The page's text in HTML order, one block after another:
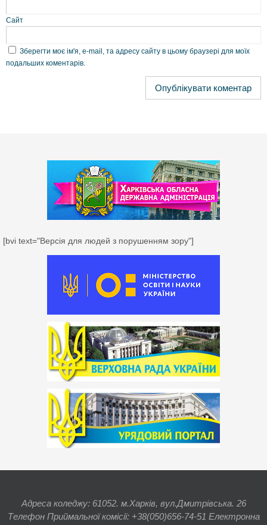
Сайт
Зберегти моє ім'я, e-mail, та адресу сайту в цьому браузері для моїх
подальших коментарів.
[bvi text="Версія для людей з порушенням зору"]
Адреса коледжу: 61052. м.Харків, вул.Дмитрівська. 26
Телефон Приймальної комісії: +38(050)656-74-51 Електронна